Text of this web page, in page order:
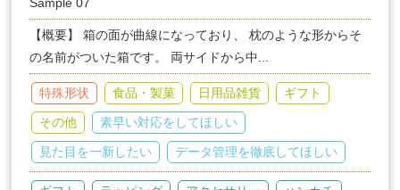
【概要】 箱の面が曲線になっており、 枕のような形からそ
の名前がついた箱です。 両サイドから中...
特殊形状 食品・製菓 日用品雑貨 ギフト
その他 素早い対応をしてほしい
見た目を一新したい データ管理を徹底してほしい